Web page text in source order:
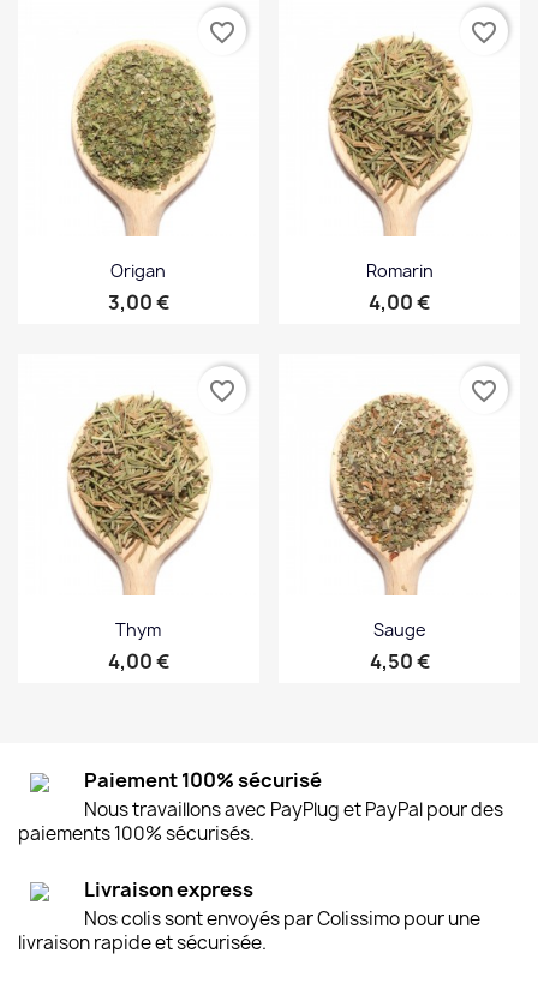
Origan
Prix
3,00 €
favorite_border
Romarin
Prix
4,00 €
favorite_border
Thym
Prix
4,00 €
favorite_border
Sauge
Prix
4,50 €
favorite_border
Paiement 100% sécurisé
Nous travaillons avec PayPlug et PayPal pour des
paiements 100% sécurisés.
Livraison express
Nos colis sont envoyés par Colissimo pour une
livraison rapide et sécurisée.